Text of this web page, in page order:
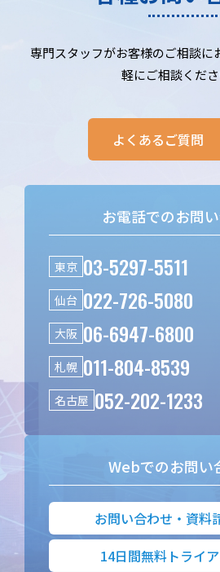
専門スタッフがお客様のご相談に
軽にご相談くださ
よくあるご質問
お電話でのお問
東京 03-5297-5511
仙台 022-726-5080
大阪 06-6947-6800
札幌 011-804-8539
名古屋 052-202-1233
Webでのお問い
お問い合わせ・資料
14日間無料トライ